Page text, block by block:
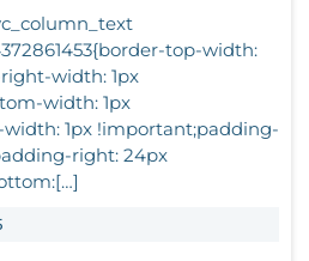
top-width:
width: 1px
width: 1px
1px !important;padding-
right: 24px